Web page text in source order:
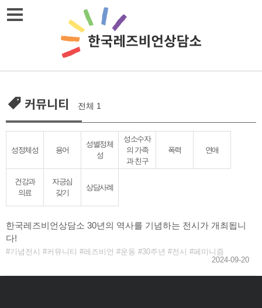
Skip
커뮤니티 전체 1
성정체성 용어
성별정체
성
성소수자
의 가족
과 친구
폭력 연애
건강과
의료
자긍심
갖기
상담사례
한국레즈비언상담소 30년의 역사를 기념하는 전시가 개최됩니
다!
기념전시 커뮤니티 레즈비언 운동 30주년 전시
페미니즘
2024-09-20